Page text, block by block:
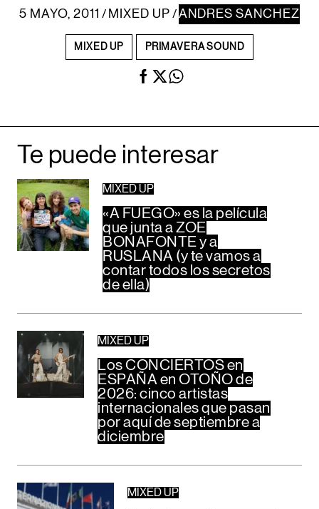
5 MAYO, 2011 / MIXED UP / ANDRES SANCHEZ
MIXED UP PRIMAVERA SOUND
Te puede interesar
MIXED UP
«A FUEGO» es la película
que junta a ZOE
BONAFONTE y a
RUSLANA (y te vamos a
contar todos los secretos
de ella)
MIXED UP
Los CONCIERTOS en
ESPAÑA en OTOÑO de
2026: cinco artistas
internacionales que pasan
por aquí de septiembre a
diciembre
MIXED UP